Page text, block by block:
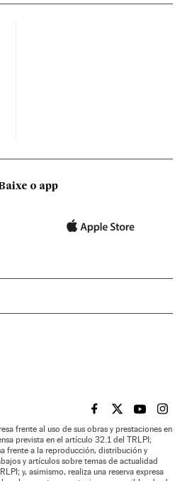
o app
EL PAÍS BRASIL EN
EL PAÍSEL PAÍS
EL
frente al uso de sus obras y prestaciones en
prevista en el artículo 32.1 del TRLPI;
frente a la reproducción, distribución y
y artículos sobre temas de actualidad
y, asimismo, realiza una reserva expresa